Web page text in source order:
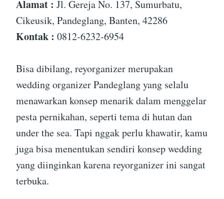
Alamat : Jl. Gereja No. 137, Sumurbatu,
Cikeusik, Pandeglang, Banten, 42286
Kontak : 0812-6232-6954
Bisa dibilang, reyorganizer merupakan
wedding organizer Pandeglang yang selalu
menawarkan konsep menarik dalam menggelar
pesta pernikahan, seperti tema di hutan dan
under the sea. Tapi nggak perlu khawatir, kamu
juga bisa menentukan sendiri konsep wedding
yang diinginkan karena reyorganizer ini sangat
terbuka.